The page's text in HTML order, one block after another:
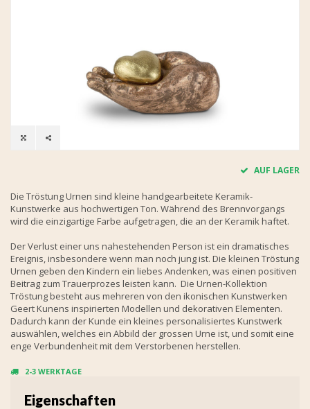
AUF LAGER
Die Tröstung Urnen sind kleine handgearbeitete Keramik-
Kunstwerke aus hochwertigen Ton. Während des Brennvorgangs
wird die einzigartige Farbe aufgetragen, die an der Keramik haftet.
Der Verlust einer uns nahestehenden Person ist ein dramatisches
Ereignis, insbesondere wenn man noch jung ist. Die kleinen Tröstung
Urnen geben den Kindern ein liebes Andenken, was einen positiven
Beitrag zum Trauerprozes leisten kann. Die Urnen-Kollektion
Tröstung besteht aus mehreren von den ikonischen Kunstwerken
Geert Kunens inspirierten Modellen und dekorativen Elementen.
Dadurch kann der Kunde ein kleines personalisiertes Kunstwerk
auswählen, welches ein Abbild der grossen Urne ist, und somit eine
enge Verbundenheit mit dem Verstorbenen herstellen.
2-3 WERKTAGE
Eigenschaften